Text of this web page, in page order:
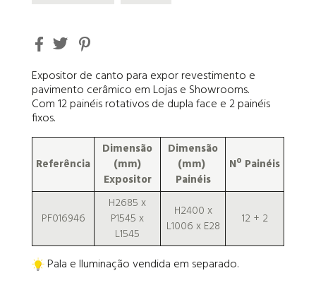
Expositor de canto para expor revestimento e
pavimento cerâmico em Lojas e Showrooms.
Com 12 painéis rotativos de dupla face e 2 painéis
fixos.
Referência
Dimensão
(mm)
Expositor
Dimensão
(mm)
Painéis
Nº Painéis
PF016946
H2685 x
P1545 x
L1545
H2400 x
L1006 x E28
12 + 2
Pala e Iluminação vendida em separado.